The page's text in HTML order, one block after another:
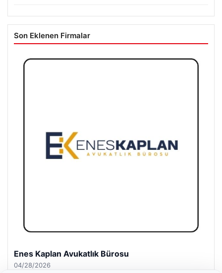
Son Eklenen Firmalar
Enes Kaplan Avukatlık Bürosu
04/28/2026